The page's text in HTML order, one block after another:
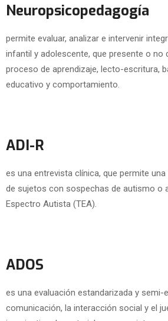
Neuropsicopedagogía
permite evaluar, analizar e intervenir
infantil y adolescente, que presente o no
proceso de aprendizaje, lecto-escritura,
educativo y comportamiento.
ADI-R
es una entrevista clínica, que permite
de sujetos con sospechas de autismo o
Espectro Autista (TEA).
ADOS
es una evaluación estandarizada y semi-
comunicación, la interacción social y el